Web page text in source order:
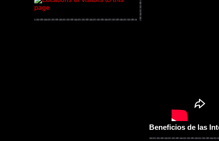
Beneficios de las